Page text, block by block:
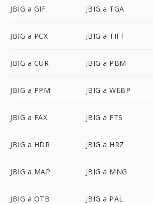
JBIG a GIF JBIG a TGA
JBIG a PCX JBIG a TIFF
JBIG a CUR JBIG a PBM
JBIG a PPM JBIG a WEBP
JBIG a FAX JBIG a FTS
JBIG a HDR JBIG a HRZ
JBIG a MAP JBIG a MNG
JBIG a OTB JBIG a PAL